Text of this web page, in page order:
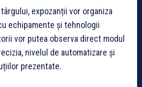
expozanții vor organiza
echipamente și tehnologii
vor putea observa direct modul
nivelul de automatizare și
prezentate.